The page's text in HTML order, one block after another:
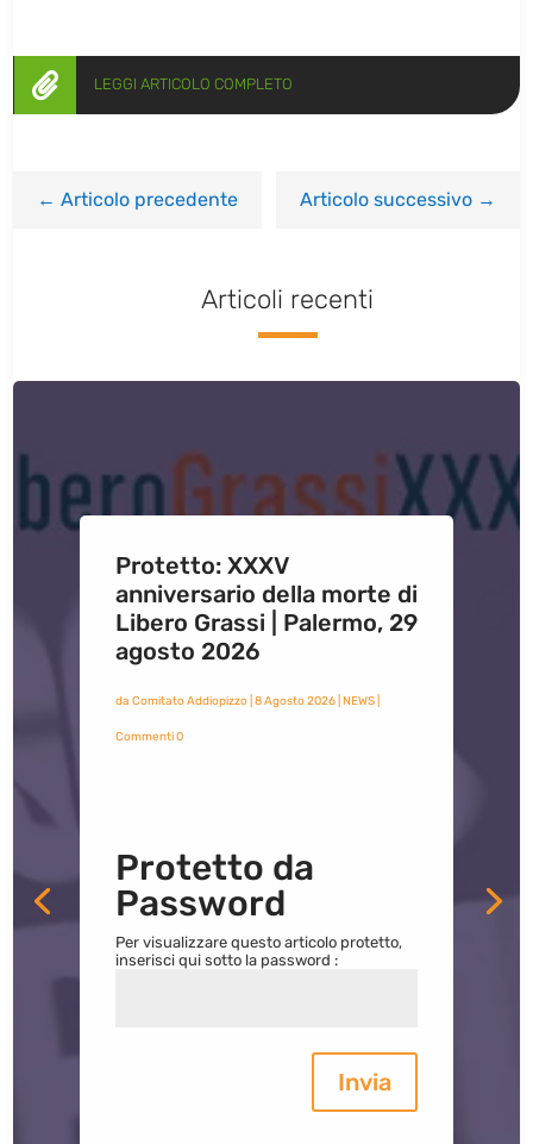
 LEGGI ARTICOLO COMPLETO
←Articolo precedente Articolo successivo→
Articoli recenti
Protetto: XXXV
anniversario della morte di
Libero Grassi | Palermo, 29
agosto 2026
da Comitato Addiopizzo| 8 Agosto 2026| NEWS|
Commenti 0
Protetto da
Password
Per visualizzare questo articolo protetto,
inserisci qui sotto la password :
Invia